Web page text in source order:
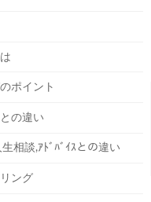
ポイント
の違い
相談,ｱﾄﾞﾊﾞｲｽとの違い
ング